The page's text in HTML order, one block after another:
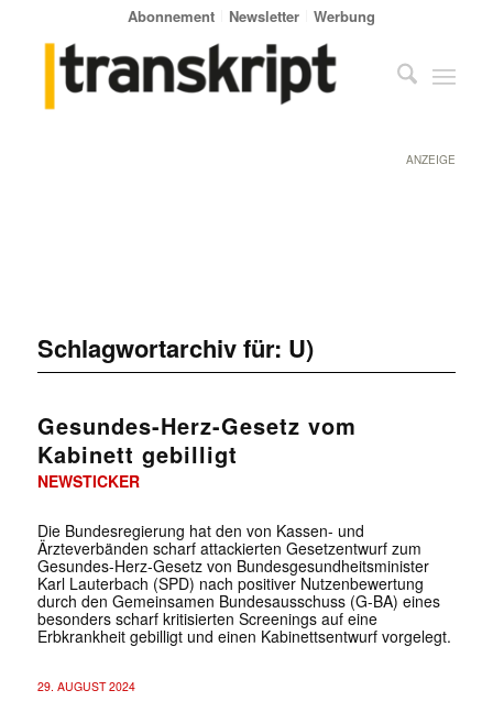
Abonnement Newsletter Werbung
ANZEIGE
Schlagwortarchiv für: U)
Gesundes-Herz-Gesetz vom
Kabinett gebilligt
NEWSTICKER
Die Bundesregierung hat den von Kassen- und
Ärzteverbänden scharf attackierten Gesetzentwurf zum
Gesundes-Herz-Gesetz von Bundesgesundheitsminister
Karl Lauterbach (SPD) nach positiver Nutzenbewertung
durch den Gemeinsamen Bundesausschuss (G-BA) eines
besonders scharf kritisierten Screenings auf eine
Erbkrankheit gebilligt und einen Kabinettsentwurf vorgelegt.
29. AUGUST 2024